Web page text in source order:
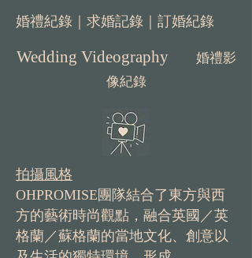
婚禮紀錄｜求婚記錄｜訂婚紀錄
Wedding Videography
婚禮影
像紀錄
拍攝風格
OHPROMISE團隊結合了東方與西
方的藝術時尚觀點，融合英國／英
格蘭／蘇格蘭的當地文化、創意以